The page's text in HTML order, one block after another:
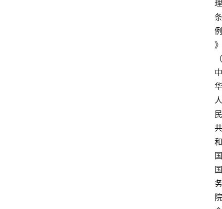
理
条
例
》
（
中
华
人
民
共
和
国
国
务
院